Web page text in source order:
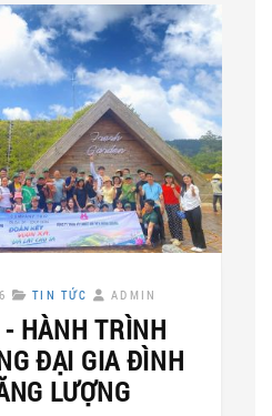
TIN TỨC ADMIN
HÀNH TRÌNH
ĐẠI GIA ĐÌNH
LƯỢNG